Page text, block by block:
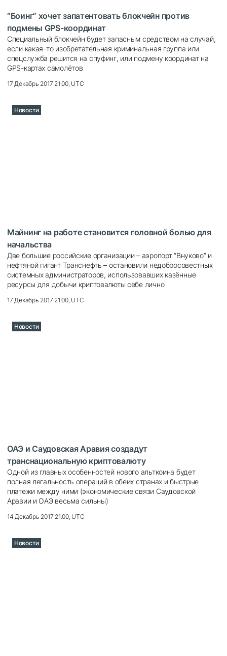
“Боинг” хочет запатентовать блокчейн против
подмены GPS-координат
Специальный блокчейн будет запасным средством на случай,
если какая-то изобретательная криминальная группа или
спецслужба решится на спуфинг, или подмену координат на
GPS-картах самолётов
17 Декабрь 2017 21:00, UTC
Новости
Майнинг на работе становится головной болью для
начальства
Две большие российские организации – аэропорт “Внуково” и
нефтяной гигант Транснефть – остановили недобросовестных
системных администраторов, использовавших казённые
ресурсы для добычи криптовалюты себе лично
17 Декабрь 2017 21:00, UTC
Новости
ОАЭ и Саудовская Аравия создадут
транснациональную криптовалюту
Одной из главных особенностей нового альткоина будет
полная легальность операций в обеих странах и быстрые
платежи между ними (экономические связи Саудовской
Аравии и ОАЭ весьма сильны)
14 Декабрь 2017 21:00, UTC
Новости